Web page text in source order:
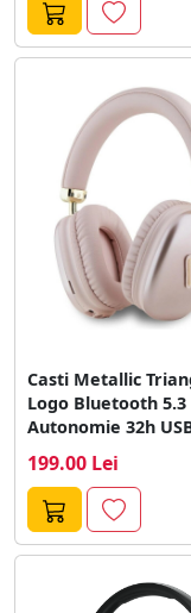
Casti Metallic
Logo Bluetooth 5.3
Autonomie 32h
199.00 Lei